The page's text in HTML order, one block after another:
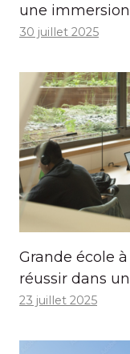
une
30 juillet 2025
Grande école
réussir dans
23 juillet 2025